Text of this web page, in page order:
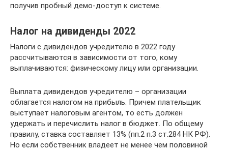
получив пробный демо-доступ к системе.
Налог на дивиденды 2022
Налоги с дивидендов учредителю в 2022 году
рассчитываются в зависимости от того, кому
выплачиваются: физическому лицу или организации.
Выплата дивидендов учредителю – организации
облагается налогом на прибыль. Причем плательщик
выступает налоговым агентом, то есть должен
удержать и перечислить налог в бюджет. По общему
правилу, ставка составляет 13% (пп.2 п.3 ст.284 НК РФ).
Но если собственник владеет не менее чем половиной